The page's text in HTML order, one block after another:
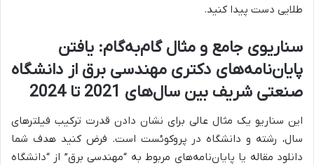
طلایی دست پیدا کنید.
سناریوی جامع و مثال گام‌به‌گام: یافتن
پایان‌نامه‌های دکتری مهندسی برق از دانشگاه
صنعتی شریف بین سال‌های 2021 تا 2024
این سناریو یک مثال عالی برای نشان دادن قدرت ترکیب فیلترهای
سال، رشته و دانشگاه در پروکوئست است. فرض کنید هدف شما
دانلود مقاله یا پایان‌نامه‌های مربوط به “مهندسی برق” از “دانشگاه